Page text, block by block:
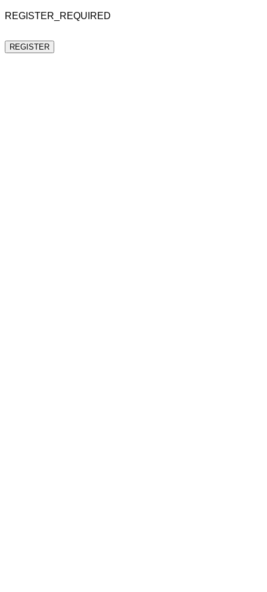
REGISTER_REQUIRED
REGISTER